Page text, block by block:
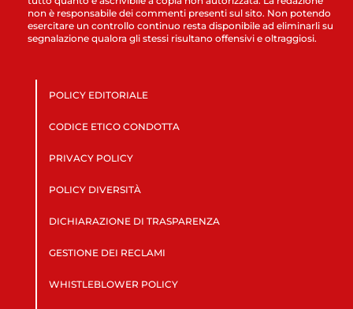
non è responsabile dei commenti presenti sul sito. Non potendo
esercitare un controllo continuo resta disponibile ad eliminarli su
segnalazione qualora gli stessi risultano offensivi e oltraggiosi.
POLICY EDITORIALE
CODICE ETICO CONDOTTA
PRIVACY POLICY
POLICY DIVERSITÀ
DICHIARAZIONE DI TRASPARENZA
GESTIONE DEI RECLAMI
WHISTLEBLOWER POLICY